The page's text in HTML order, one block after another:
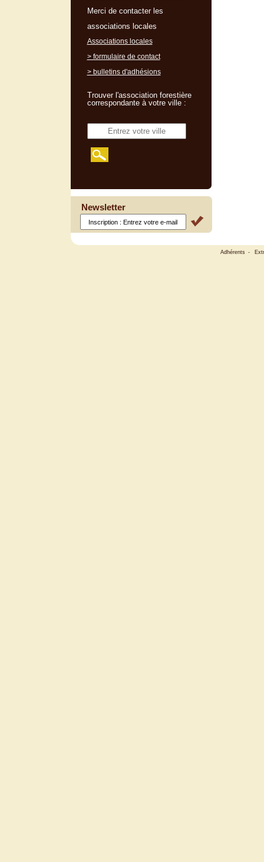
Merci de contacter les
associations locales
Associations locales
> formulaire de contact
> bulletins d'adhésions
Trouver l'association forestière
correspondante à votre ville :
Newsletter
Adhérents -